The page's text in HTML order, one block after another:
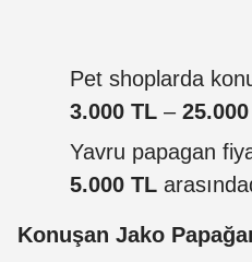
Pet shoplarda
3.000 TL –
Yavru papagan
5.000 TL
Konuşan Jako